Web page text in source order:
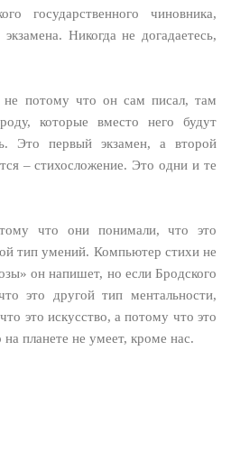
государственного чиновника,
Никогда не догадаетесь,
потому что он сам писал, там
которые вместо него будут
Это первый экзамен, а второй
– стихосложение. Это одни и те
что они понимали, что это
тип умений. Компьютер стихи не
он напишет, но если Бродского
это другой тип ментальности,
это искусство, а потому что это
планете не умеет, кроме нас.